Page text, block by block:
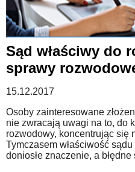
Sąd właściwy do
sprawy
15.12.2017
Osoby zainteresowane
nie zwracają uwagi na to, do
rozwodowy, koncentrując się
Tymczasem właściwość
doniosłe znaczenie, a